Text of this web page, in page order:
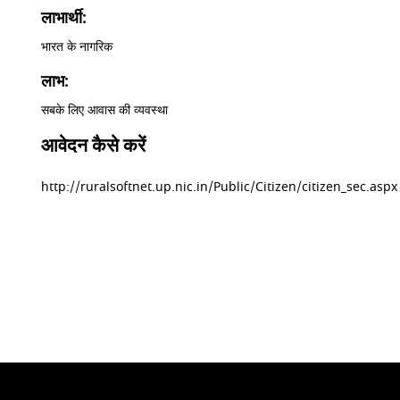
लाभार्थी:
भारत के नागरिक
लाभ:
सबके लिए आवास की व्यवस्था
आवेदन कैसे करें
http://ruralsoftnet.up.nic.in/Public/Citizen/citizen_sec.aspx